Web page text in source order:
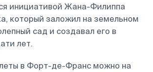
инициативой Жана-Филиппа
который заложил на земельном
сад и создавал его в
лет.
в Форт-де-Франс можно на